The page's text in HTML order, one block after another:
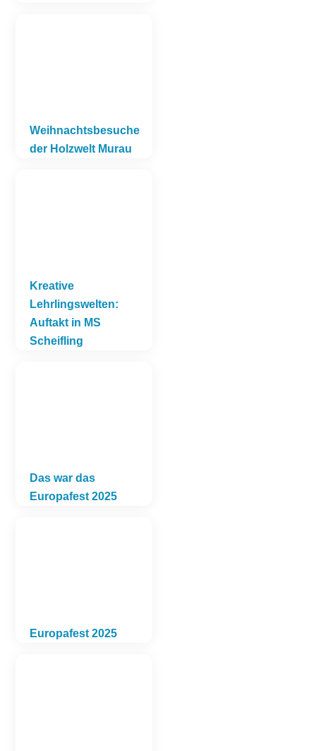
Weihnachtsbesuche
der Holzwelt Murau
Kreative
Lehrlingswelten:
Auftakt in MS
Scheifling
Das war das
Europafest 2025
Europafest 2025